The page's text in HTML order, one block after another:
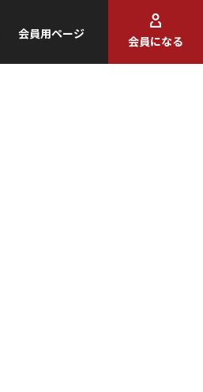
会員用ページ
会員になる